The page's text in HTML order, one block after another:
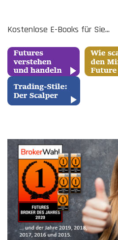
Kostenlose E-Books für Sie...